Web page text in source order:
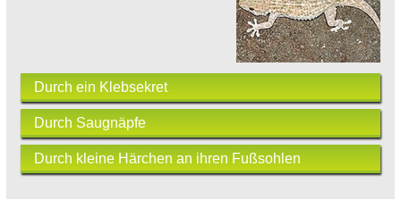
Durch ein Klebsekret
Durch Saugnäpfe
Durch kleine Härchen an ihren Fußsohlen